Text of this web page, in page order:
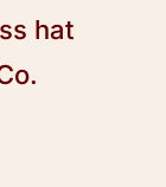
hat